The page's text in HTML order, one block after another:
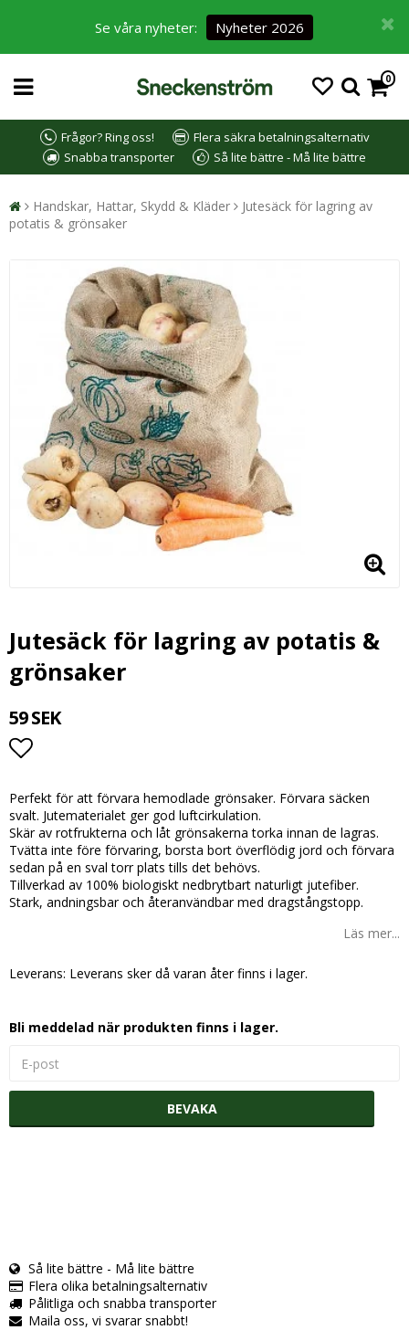
Se våra nyheter: Nyheter 2026
0
Frågor? Ring oss!
Flera säkra betalningsalternativ
Snabba transporter
Så lite bättre - Må lite bättre
Handskar, Hattar, Skydd & Kläder
Jutesäck för lagring av
potatis & grönsaker
Jutesäck för lagring av potatis &
grönsaker
59 SEK
Perfekt för att förvara hemodlade grönsaker. Förvara säcken
svalt. Jutematerialet ger god luftcirkulation.
Skär av rotfrukterna och låt grönsakerna torka innan de lagras.
Tvätta inte före förvaring, borsta bort överflödig jord och förvara
sedan på en sval torr plats tills det behövs.
Tillverkad av 100% biologiskt nedbrytbart naturligt jutefiber.
Stark, andningsbar och återanvändbar med dragstångstopp.
Läs mer...
Leverans: Leverans sker då varan åter finns i lager.
Bli meddelad när produkten finns i lager.
BEVAKA
Så lite bättre - Må lite bättre
Flera olika betalningsalternativ
Pålitliga och snabba transporter
Maila oss, vi svarar snabbt!